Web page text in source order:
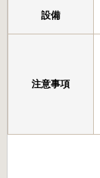
設備
注意事項